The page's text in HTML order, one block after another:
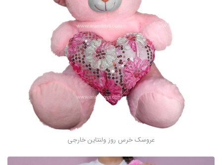
عروسک خرس روز ولنتاین خارجی